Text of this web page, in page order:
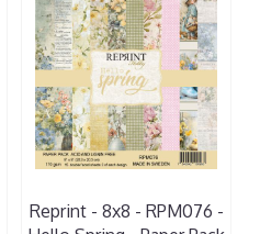
Reprint - 8x8 - RPM076 -